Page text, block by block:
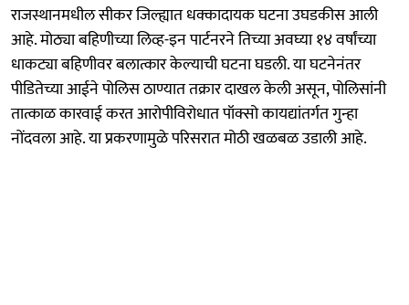
राजस्थानमधील सीकर जिल्ह्यात धक्कादायक घटना उघडकीस आली
आहे. मोठ्या बहिणीच्या लिव्ह-इन पार्टनरने तिच्या अवघ्या १४ वर्षांच्या
धाकट्या बहिणीवर बलात्कार केल्याची घटना घडली. या घटनेनंतर
पीडितेच्या आईने पोलिस ठाण्यात तक्रार दाखल केली असून, पोलिसांनी
तात्काळ कारवाई करत आरोपीविरोधात पॉक्सो कायद्यांतर्गत गुन्हा
नोंदवला आहे. या प्रकरणामुळे परिसरात मोठी खळबळ उडाली आहे.